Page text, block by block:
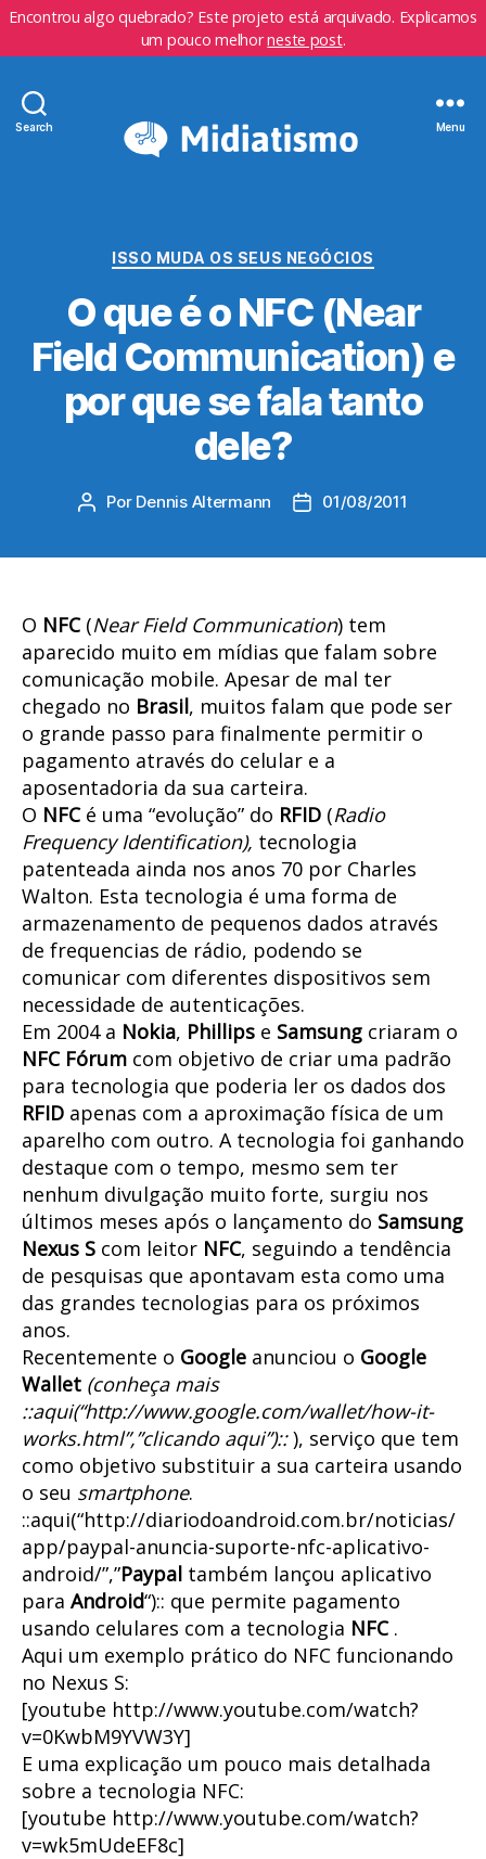
Encontrou algo quebrado? Este projeto está arquivado. Explicamos
um pouco melhorneste post.
Search Menu
Categorias
ISSO MUDA OS SEUS NEGÓCIOS
O que é o NFC (Near
Field Communication) e
por que se fala tanto
dele?
Autor
Por Dennis Altermann
Data01/08/2011
O NFC(Near Field Communication) tem
aparecido muito em mídias que falam sobre
comunicação mobile. Apesar de mal ter
chegado no Brasil, muitos falam que pode ser
o grande passo para finalmente permitir o
pagamento através do celular e a
aposentadoria da sua carteira.
O NFCé uma “evolução” do RFID (Radio
Frequency Identification), tecnologia
patenteada ainda nos anos 70 por Charles
Walton. Esta tecnologia é uma forma de
armazenamento de pequenos dados através
de frequencias de rádio, podendo se
comunicar com diferentes dispositivos sem
necessidade de autenticações.
Em 2004 a Nokia, Phillips e Samsung criaram o
NFC Fórum com objetivo de criar uma padrão
para tecnologia que poderia ler os dados dos
RFID apenas com a aproximação física de um
aparelho com outro. A tecnologia foi ganhando
destaque com o tempo, mesmo sem ter
nenhum divulgação muito forte, surgiu nos
últimos meses após o lançamento do Samsung
Nexus S com leitor NFC, seguindo a tendência
de pesquisas que apontavam esta como uma
das grandes tecnologias para os próximos
anos.
Recentemente o Google anunciou o Google
Wallet (conheça mais
::aqui(“http://www.google.com/wallet/how-it-
works.html”,”clicando aqui”)::), serviço que tem
como objetivo substituir a sua carteira usando
o seu smartphone.
::aqui(“http://diariodoandroid.com.br/noticias/
app/paypal-anuncia-suporte-nfc-aplicativo-
android/”,”Paypal também lançou aplicativo
para Android“):: que permite pagamento
usando celulares com a tecnologia NFC.
Aqui um exemplo prático do NFC funcionando
no Nexus S:
[youtube http://www.youtube.com/watch?
v=0KwbM9YVW3Y]
E uma explicação um pouco mais detalhada
sobre a tecnologia NFC:
[youtube http://www.youtube.com/watch?
v=wk5mUdeEF8c]